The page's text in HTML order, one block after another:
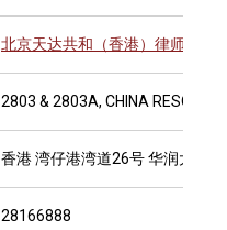
北京天达共和（香港）律师事务
2803 & 2803A, CHINA
香港 湾仔港湾道26号 华润大厦
28166888